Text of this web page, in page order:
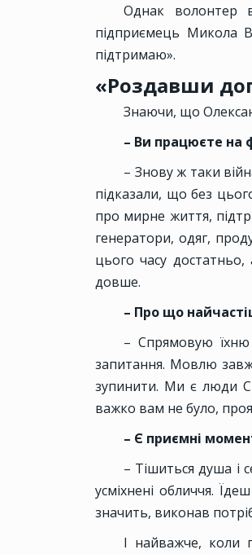
Однак волонтер
підприємець Микола
підтримаю».
«Роздавши
Знаючи, що
– Ви працюєте на
– Знову ж таки
підказали, що без
про мирне життя,
генератори, одяг,
цього часу
довше.
– Про що
– Спрямовую їхню
запитання. Мовлю
зупинити. Ми є люди
важко вам не було,
– Є приємні
– Тішиться душа і
усміхнені обличчя.
значить, виконав
І найважче, коли